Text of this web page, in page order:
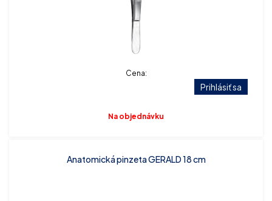
Cena:
Prihlásiť sa
Na objednávku
Anatomická pinzeta GERALD 18 cm